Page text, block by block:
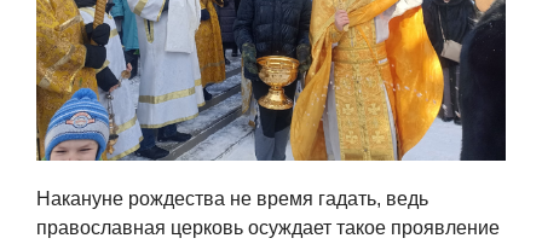
Накануне рождества не время гадать, ведь
православная церковь осуждает такое проявление